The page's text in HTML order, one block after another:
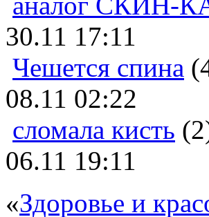
30.11 17:11
Чешется спина
08.11 02:22
сломала кисть
06.11 19:11
«Здоровье и